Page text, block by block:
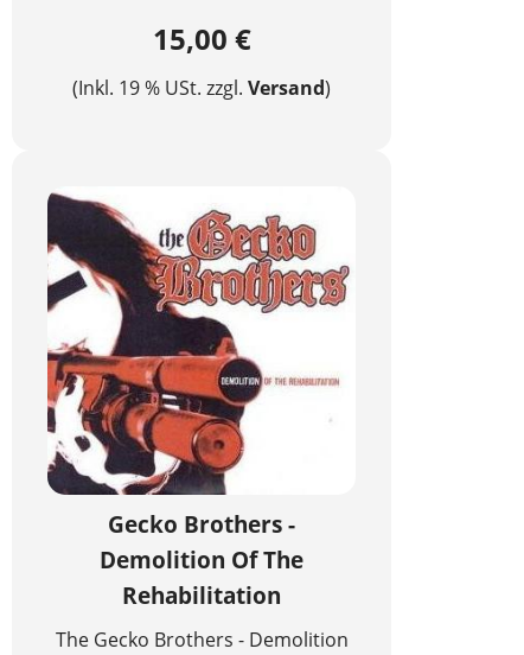
15,00 €
(Inkl. 19 % USt. zzgl. Versand)
Gecko Brothers -
Demolition Of The
Rehabilitation
The Gecko Brothers - Demolition